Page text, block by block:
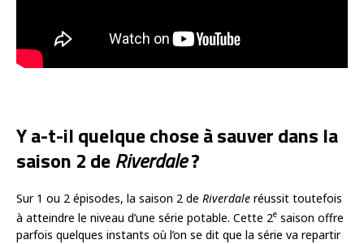
Y a-t-il quelque chose à sauver dans la
saison 2 deRiverdale?
Sur 1 ou 2 épisodes, la saison 2 de Riverdale réussit toutefois
à atteindre le niveau d’une série potable. Cette 2e saison offre
parfois quelques instants où l’on se dit que la série va repartir